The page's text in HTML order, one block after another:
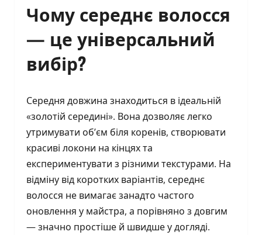
Чому середнє волосся
— це універсальний
вибір?
Середня довжина знаходиться в ідеальній
«золотій середині». Вона дозволяє легко
утримувати об’єм біля коренів, створювати
красиві локони на кінцях та
експериментувати з різними текстурами. На
відміну від коротких варіантів, середнє
волосся не вимагає занадто частого
оновлення у майстра, а порівняно з довгим
— значно простіше й швидше у догляді.